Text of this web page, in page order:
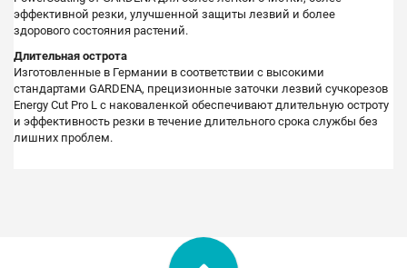
эффективной резки, улучшенной защиты лезвий и более
здорового состояния растений.
Длительная острота
Изготовленные в Германии в соответствии с высокими
стандартами GARDENA, прецизионные заточки лезвий сучкорезов
Energy Cut Pro L с наковаленкой обеспечивают длительную остроту
и эффективность резки в течение длительного срока службы без
лишних проблем.